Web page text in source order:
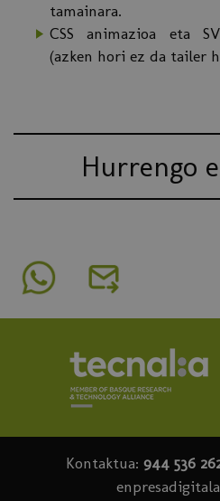
tamainara.
CSS animazioa eta
(azken hori ez da tailer
Hurrengo
Kontaktua: 944 536